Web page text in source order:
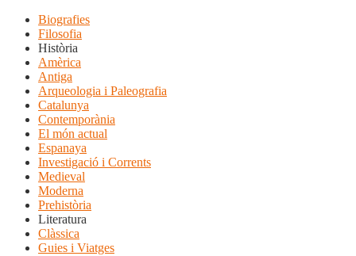
Biografies
Filosofia
Història
Amèrica
Antiga
Arqueologia i Paleografia
Catalunya
Contemporània
El món actual
Espanaya
Investigació i Corrents
Medieval
Moderna
Prehistòria
Literatura
Clàssica
Guies i Viatges